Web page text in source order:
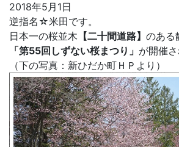
2018年5月1日
逆指名☆米田です。
日本一の桜並木 【二十間道路】 のある
「第55回しずない桜まつり」 が開催さ
（下の写真：新ひだか町ＨＰより）